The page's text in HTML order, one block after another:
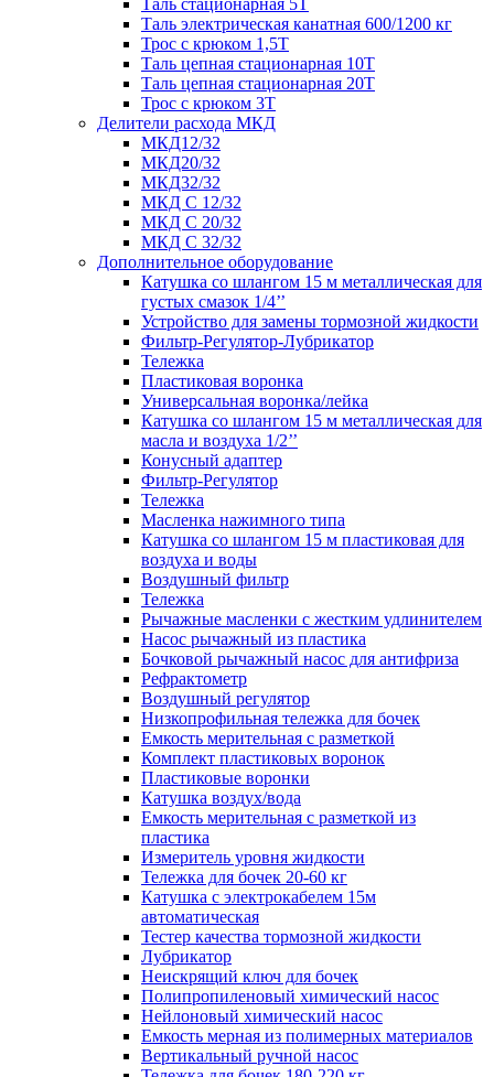
Таль стационарная 5Т
Таль электрическая канатная 600/1200 кг
Трос с крюком 1,5Т
Таль цепная стационарная 10Т
Таль цепная стационарная 20Т
Трос с крюком 3Т
Делители расхода МКД
МКД12/32
МКД20/32
МКД32/32
МКД С 12/32
МКД С 20/32
МКД С 32/32
Дополнительное оборудование
Катушка со шлангом 15 м металлическая для
густых смазок 1/4’’
Устройство для замены тормозной жидкости
Фильтр-Регулятор-Лубрикатор
Тележка
Пластиковая воронка
Универсальная воронка/лейка
Катушка со шлангом 15 м металлическая для
масла и воздуха 1/2’’
Конусный адаптер
Фильтр-Регулятор
Тележка
Масленка нажимного типа
Катушка со шлангом 15 м пластиковая для
воздуха и воды
Воздушный фильтр
Тележка
Рычажные масленки с жестким удлинителем
Насос рычажный из пластика
Бочковой рычажный насос для антифриза
Рефрактометр
Воздушный регулятор
Низкопрофильная тележка для бочек
Емкость мерительная с разметкой
Комплект пластиковых воронок
Пластиковые воронки
Катушка воздух/вода
Емкость мерительная с разметкой из
пластика
Измеритель уровня жидкости
Тележка для бочек 20-60 кг
Катушка с электрокабелем 15м
автоматическая
Тестер качества тормозной жидкости
Лубрикатор
Неискрящий ключ для бочек
Полипропиленовый химический насос
Нейлоновый химический насос
Емкость мерная из полимерных материалов
Вертикальный ручной насос